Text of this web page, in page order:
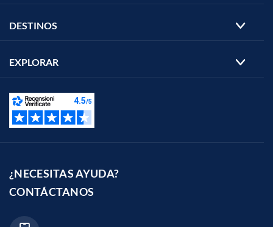
DESTINOS
EXPLORAR
¿NECESITAS AYUDA?
CONTÁCTANOS